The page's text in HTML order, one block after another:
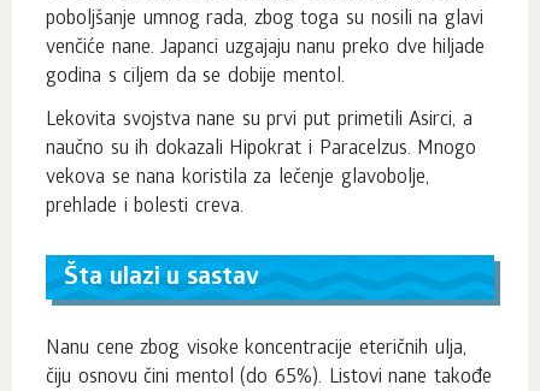
poboljšanje umnog rada, zbog toga su nosili na glavi
venčiće nane. Japanci uzgajaju nanu preko dve hiljade
godina s ciljem da se dobije mentol.
Lekovita svojstva nane su prvi put primetili Asirci, a
naučno su ih dokazali Hipokrat i Paracelzus. Mnogo
vekova se nana koristila za lečenje glavobolje,
prehlade i bolesti creva.
Šta ulazi u sastav
Nanu cene zbog visoke koncentracije eteričnih ulja,
čiju osnovu čini mentol (do 65%). Listovi nane takođe